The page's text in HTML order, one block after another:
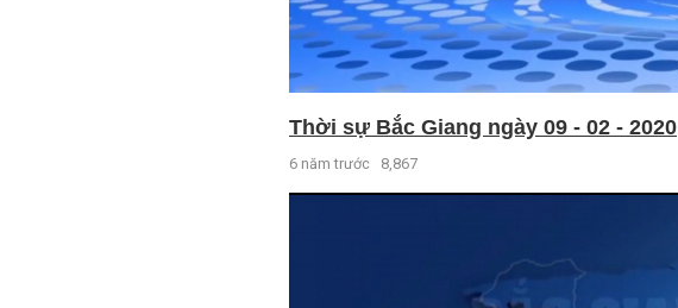
Thời sự Bắc Giang ngày 09 - 02 - 2020
6 năm trước 8,867